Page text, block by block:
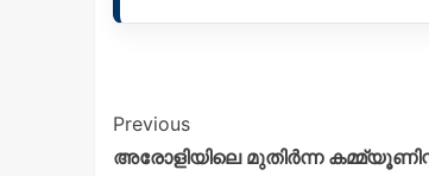
Previous
അരോളിയിലെ മുതിർന്ന